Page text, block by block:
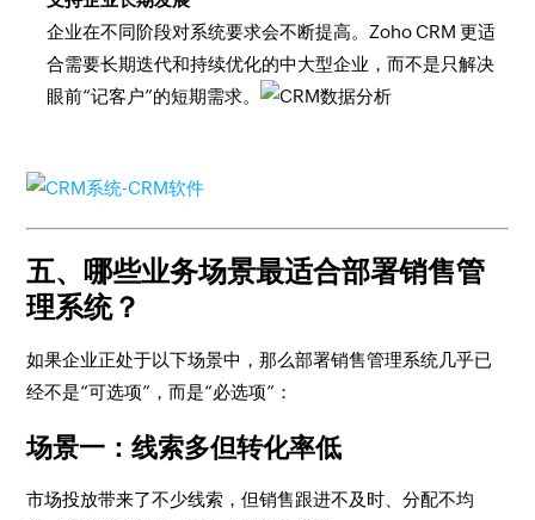
企业在不同阶段对系统要求会不断提高。Zoho CRM 更适
合需要长期迭代和持续优化的中大型企业，而不是只解决
眼前“记客户”的短期需求。
五、哪些业务场景最适合部署销售管
理系统？
如果企业正处于以下场景中，那么部署销售管理系统几乎已
经不是“可选项”，而是“必选项”：
场景一：线索多但转化率低
市场投放带来了不少线索，但销售跟进不及时、分配不均